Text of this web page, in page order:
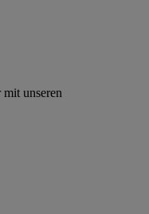
unseren